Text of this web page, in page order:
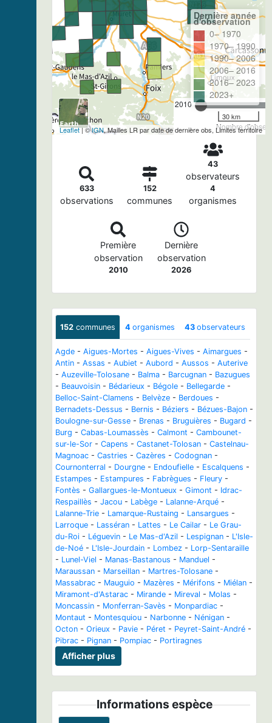
2010
Nombre
Dernière année
d'observation
0– 1970
1970– 1990
1990– 2006
2006– 2016
2016– 2023
2023+
30 km
Leaflet| ©IGN, Mailles LR par date de dernière obs, Limites territoire
633
observations
152
communes
43
observateurs
4
organismes
Première
observation
2010
Dernière
observation
2026
152 communes 4 organismes 43 observateurs
Agde - Aigues-Mortes - Aigues-Vives - Aimargues -
Antin - Assas - Aubiet - Aubord - Aussos - Auterive
- Auzeville-Tolosane - Balma - Barcugnan - Bazugues
- Beauvoisin - Bédarieux - Bégole - Bellegarde -
Belloc-Saint-Clamens - Belvèze - Berdoues -
Bernadets-Dessus - Bernis - Béziers - Bézues-Bajon -
Boulogne-sur-Gesse - Brenas - Bruguières - Bugard -
Burg - Cabas-Loumassès - Calmont - Cambounet-
sur-le-Sor - Capens - Castanet-Tolosan - Castelnau-
Magnoac - Castries - Cazères - Codognan -
Cournonterral - Dourgne - Endoufielle - Escalquens -
Estampes - Estampures - Fabrègues - Fleury -
Fontès - Gallargues-le-Montueux - Gimont - Idrac-
Respaillès - Jacou - Labège - Lalanne-Arqué -
Lalanne-Trie - Lamarque-Rustaing - Lansargues -
Larroque - Lasséran - Lattes - Le Cailar - Le Grau-
du-Roi - Léguevin - Le Mas-d'Azil - Lespignan - L'Isle-
de-Noé - L'Isle-Jourdain - Lombez - Lorp-Sentaraille
- Lunel-Viel - Manas-Bastanous - Manduel -
Maraussan - Marseillan - Martres-Tolosane -
Massabrac - Mauguio - Mazères - Mérifons - Miélan -
Miramont-d'Astarac - Mirande - Mireval - Molas -
Moncassin - Monferran-Savès - Monpardiac -
Montaut - Montesquiou - Narbonne - Nénigan -
Octon - Orieux - Pavie - Péret - Peyret-Saint-André -
Pibrac - Pignan - Pompiac - Portiragnes
Afficher plus
Informations espèce